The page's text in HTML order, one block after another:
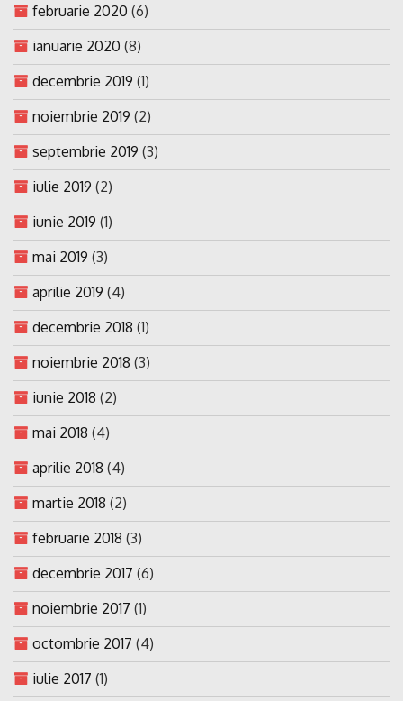
februarie 2020 (6)
ianuarie 2020 (8)
decembrie 2019 (1)
noiembrie 2019 (2)
septembrie 2019 (3)
iulie 2019 (2)
iunie 2019 (1)
mai 2019 (3)
aprilie 2019 (4)
decembrie 2018 (1)
noiembrie 2018 (3)
iunie 2018 (2)
mai 2018 (4)
aprilie 2018 (4)
martie 2018 (2)
februarie 2018 (3)
decembrie 2017 (6)
noiembrie 2017 (1)
octombrie 2017 (4)
iulie 2017 (1)